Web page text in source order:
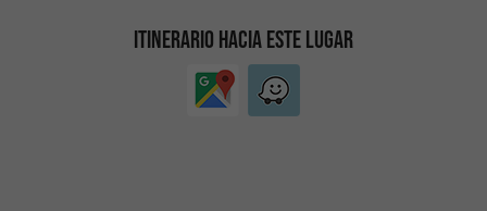
ITINERARIO HACIA ESTE LUGAR